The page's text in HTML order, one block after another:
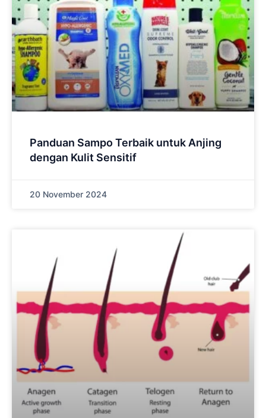
Panduan Sampo Terbaik untuk Anjing
dengan Kulit Sensitif
20 November 2024